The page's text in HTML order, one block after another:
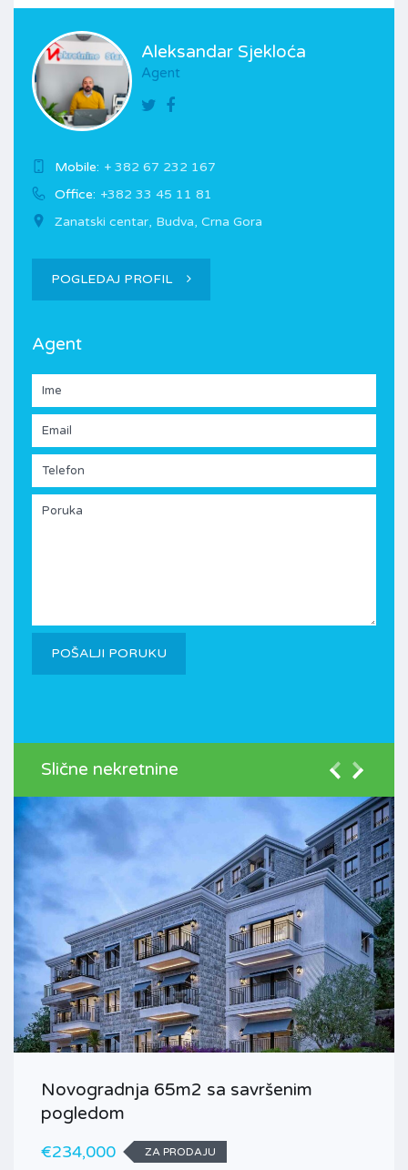
Aleksandar Sjekloća
Agent
Mobile: + 382 67 232 167
Office: +382 33 45 11 81
Zanatski centar, Budva, Crna Gora
POGLEDAJ PROFIL
Agent
Slične nekretnine
Novogradnja 65m2 sa savršenim
pogledom
€234,000
ZA PRODAJU